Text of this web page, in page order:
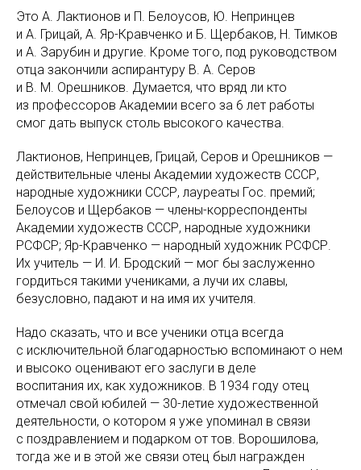
Это А. Лактионов и П. Белоусов, Ю. Непринцев
и А. Грицай, А. Яр-Кравченко и Б. Щербаков, Н. Тимков
и А. Зарубин и другие. Кроме того, под руководством
отца закончили аспирантуру В. А. Серов
и В. М. Орешников. Думается, что вряд ли кто
из профессоров Академии всего за 6 лет работы
смог дать выпуск столь высокого качества.
Лактионов, Непринцев, Грицай, Серов и Орешников —
действительные члены Академии художеств СССР,
народные художники СССР, лауреаты Гос. премий;
Белоусов и Щербаков — члены-корреспонденты
Академии художеств СССР, народные художники
РСФСР; Яр-Кравченко — народный художник РСФСР.
Их учитель — И. И. Бродский — мог бы заслуженно
гордиться такими учениками, а лучи их славы,
безусловно, падают и на имя их учителя.
Надо сказать, что и все ученики отца всегда
с исключительной благодарностью вспоминают о нем
и высоко оценивают его заслуги в деле
воспитания их, как художников. В 1934 году отец
отмечал свой юбилей — 30-летие художественной
деятельности, о котором я уже упоминал в связи
с поздравлением и подарком от тов. Ворошилова,
тогда же и в этой же связи отец был награжден